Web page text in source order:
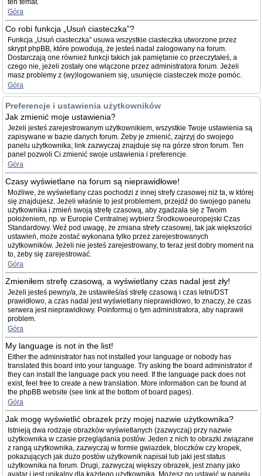
ten temat.
Góra
Co robi funkcja „Usuń ciasteczka”?
Funkcja „Usuń ciasteczka” usuwa wszystkie ciasteczka utworzone przez
skrypt phpBB, które powodują, że jesteś nadal zalogowany na forum.
Dostarczają one również funkcji takich jak pamiętanie co przeczytałeś, a
czego nie, jeżeli zostały one włączone przez administratora forum. Jeżeli
masz problemy z (wy)logowaniem się, usunięcie ciasteczek może pomóc.
Góra
Preferencje i ustawienia użytkowników
Jak zmienić moje ustawienia?
Jeżeli jesteś zarejestrowanym użytkownikiem, wszystkie Twoje ustawienia są
zapisywane w bazie danych forum. Żeby je zmienić, zajrzyj do swojego
panelu użytkownika; link zazwyczaj znajduje się na górze stron forum. Ten
panel pozwoli Ci zmienić swoje ustawienia i preferencje.
Góra
Czasy wyświetlane na forum są nieprawidłowe!
Możliwe, że wyświetlany czas pochodzi z innej strefy czasowej niż ta, w której
się znajdujesz. Jeżeli właśnie to jest problemem, przejdź do swojego panelu
użytkownika i zmień swoją strefę czasową, aby zgadzała się z Twoim
położeniem, np. w Europie Centralnej wybierz Środkowoeuropejski Czas
Standardowy. Weź pod uwagę, że zmiana strefy czasowej, tak jak większości
ustawień, może zostać wykonana tylko przez zarejestrowanych
użytkowników. Jeżeli nie jesteś zarejestrowany, to teraz jest dobry moment na
to, żeby się zarejestrować.
Góra
Zmieniłem strefę czasową, a wyświetlany czas nadal jest zły!
Jeżeli jesteś pewny/a, że ustawiłeś/aś strefę czasową i czas letni/DST
prawidłowo, a czas nadal jest wyświetlany nieprawidłowo, to znaczy, że czas
serwera jest nieprawidłowy. Poinformuj o tym administratora, aby naprawił
problem.
Góra
My language is not in the list!
Either the administrator has not installed your language or nobody has
translated this board into your language. Try asking the board administrator if
they can install the language pack you need. If the language pack does not
exist, feel free to create a new translation. More information can be found at
the phpBB website (see link at the bottom of board pages).
Góra
Jak mogę wyświetlić obrazek przy mojej nazwie użytkownika?
Istnieją dwa rodzaje obrazków wyświetlanych (zazwyczaj) przy nazwie
użytkownika w czasie przeglądania postów. Jeden z nich to obrazki związane
z rangą użytkownika, zazwyczaj w formie gwiazdek, bloczków czy kropek,
pokazujących jak dużo postów użytkownik napisał lub jaki jest status
użytkownika na forum. Drugi, zazwyczaj większy obrazek, jest znany jako
avatar i jest unikalny dla każdego użytkownika. Możesz go ustawić w panelu